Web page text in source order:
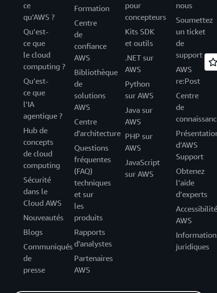
ce
qu’AWS ?
Qu’est-
ce que
le cloud
computing ?
Qu’est-
ce que
l’IA
agentique ?
Hub de
concepts
de cloud
computing
Sécurité
dans le
Cloud AWS
Nouveautés
Blogs
Communiqués
de
presse
Formation
Centre
de
confiance
AWS
Bibliothèque
de
solutions
AWS
Centre
d'architecture
Questions
fréquentes
(FAQ)
techniques
et sur
les
produits
Rapports
d'analystes
Partenaires
AWS
pour
concepteurs
Kits SDK
et outils
.NET sur
AWS
Python
sur AWS
Java sur
AWS
PHP sur
AWS
JavaScript
sur AWS
nous
Soumettez
un ticket
de
support
AWS
re:Post
Centre
de
d’AWS
Support
Obtenez
l’aide
d’experts
Accessibilité
AWS
juridiques